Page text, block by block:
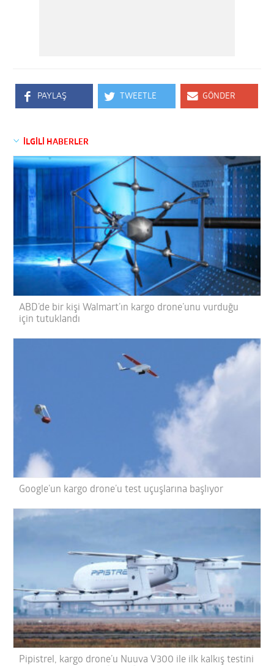
PAYLAŞ TWEETLE GÖNDER
İLGİLİ HABERLER
ABD’de bir kişi Walmart’ın kargo drone’unu vurduğu
için tutuklandı
Google’un kargo drone’u test uçuşlarına başlıyor
Pipistrel, kargo drone’u Nuuva V300 ile ilk kalkış testini